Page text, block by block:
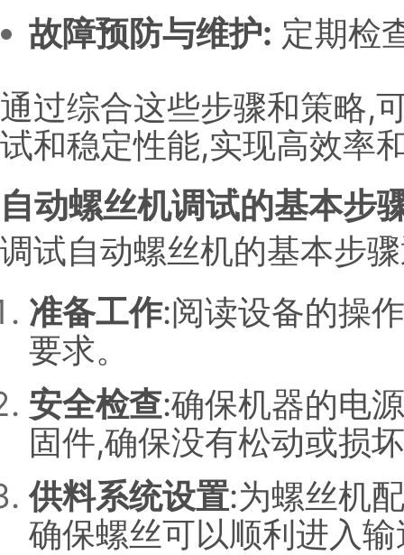
故障预防与维护: 定期检
通过综合这些步骤和策略,
试和稳定性能,实现高效率
自动螺丝机调试的基本步
调试自动螺丝机的基本步
准备工作:阅读设备的操
要求。
安全检查:确保机器的电
固件,确保没有松动或损
供料系统设置:为螺丝机
确保螺丝可以顺利进入